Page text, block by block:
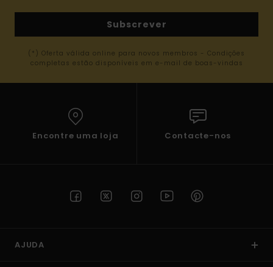
Subscrever
(*) Oferta válida online para novos membros - Condições
completas estão disponíveis em e-mail de boas-vindas
Encontre uma loja Contacte-nos
AJUDA